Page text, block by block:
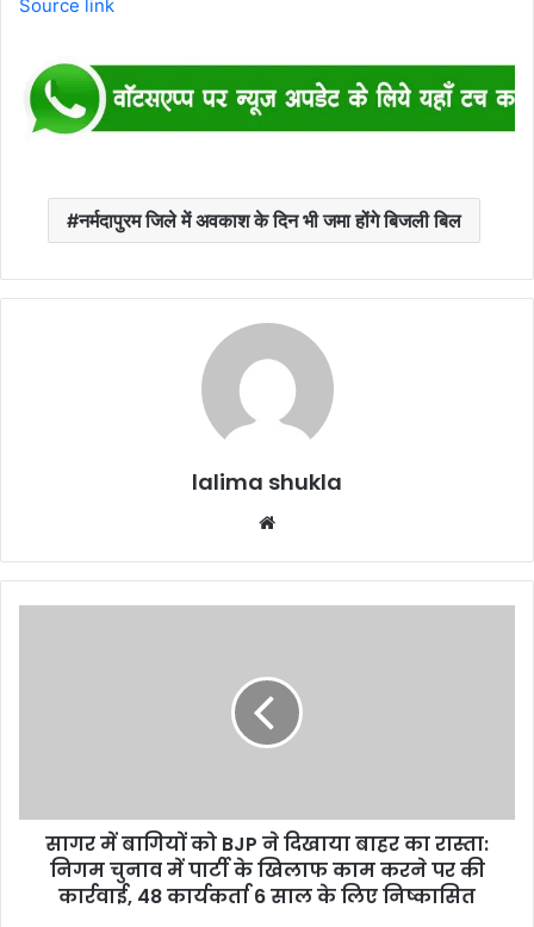
Source link
नर्मदापुरम जिले में अवकाश के दिन भी जमा होंगे बिजली बिल
lalima shukla
का
रास्ता:सागर में बागियों को ‌BJP ने दिखाया बाहर का रास्ता:
निगम चुनाव में पार्टी के खिलाफ काम करने पर की
कार्रवाई, 48 कार्यकर्ता 6 साल के लिए निष्कासित